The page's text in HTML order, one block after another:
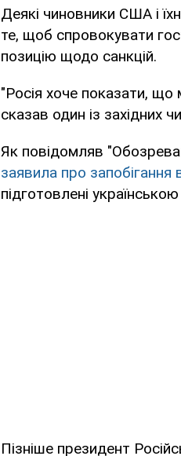
Деякі чиновники США і
те, щоб спровокувати
позицію щодо санкцій.
"Росія хоче показати,
сказав один із західних
Як повідомляв
заявила про
підготовлені
Пізніше президент